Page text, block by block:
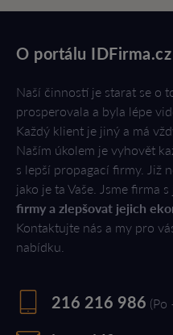
O portálu IDFirma.cz
Naší činností je starat se o
prosperovala a byla lépe
Každý klient je jiný a má
Naším úkolem je vyhovět
s lepší propagací firmy. Již
jako je ta Vaše. Jsme firma
firmy a zlepšovat jejich
Kontaktujte nás a my pro
nabídku.
216 216 986 (Po